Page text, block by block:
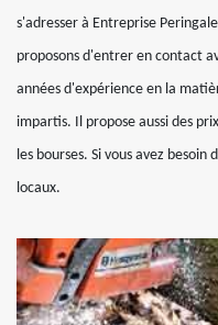
s'adresser à Entreprise
proposons d'entrer en contact
années d'expérience en la
impartis. Il propose aussi des
les bourses. Si vous avez
locaux.